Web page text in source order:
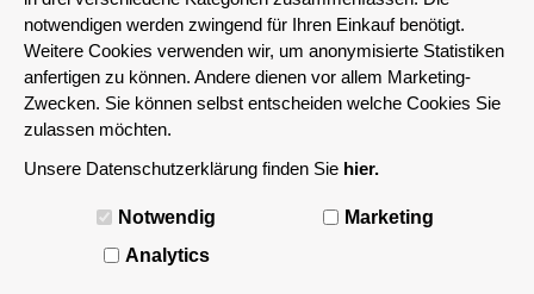
MENÜ
notwendigen werden zwingend für Ihren Einkauf benötigt.
Weitere Cookies verwenden wir, um anonymisierte Statistiken
anfertigen zu können. Andere dienen vor allem Marketing-
Zwecken. Sie können selbst entscheiden welche Cookies Sie
zulassen möchten.
Unsere Datenschutzerklärung finden Sie hier.
Notwendig
Marketing
Analytics